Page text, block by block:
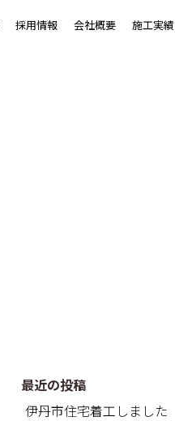
採用情報 会社概要 施工実績
最近の投稿
伊丹市住宅着工しました